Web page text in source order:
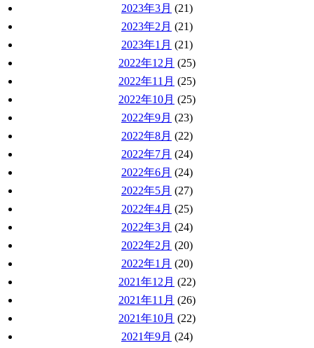
2023年3月 (21)
2023年2月 (21)
2023年1月 (21)
2022年12月 (25)
2022年11月 (25)
2022年10月 (25)
2022年9月 (23)
2022年8月 (22)
2022年7月 (24)
2022年6月 (24)
2022年5月 (27)
2022年4月 (25)
2022年3月 (24)
2022年2月 (20)
2022年1月 (20)
2021年12月 (22)
2021年11月 (26)
2021年10月 (22)
2021年9月 (24)